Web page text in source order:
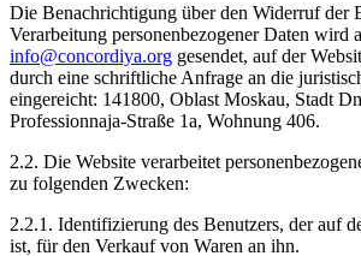
Die Benachrichtigung über den Widerruf der
Verarbeitung personenbezogener Daten wird
info@concordiya.org gesendet, auf der
durch eine schriftliche Anfrage an die
eingereicht: 141800, Oblast Moskau, Stadt
Professionnaja-Straße 1a, Wohnung 406.
2.2. Die Website verarbeitet
zu folgenden Zwecken:
2.2.1. Identifizierung des Benutzers, der auf
ist, für den Verkauf von Waren an ihn.